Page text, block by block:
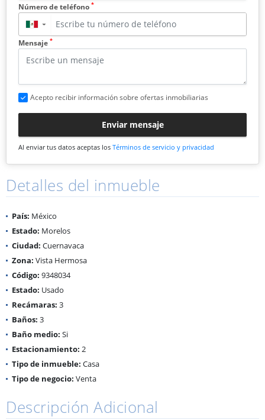
Número de teléfono *
▼
Mensaje *
Acepto recibir información sobre ofertas inmobiliarias
Enviar mensaje
Al enviar tus datos aceptas los Términos de servicio y privacidad
Detalles del inmueble
País: México
Estado: Morelos
Ciudad: Cuernavaca
Zona: Vista Hermosa
Código: 9348034
Estado: Usado
Recámaras: 3
Baños: 3
Baño medio: Si
Estacionamiento: 2
Tipo de inmueble: Casa
Tipo de negocio: Venta
Descripción Adicional